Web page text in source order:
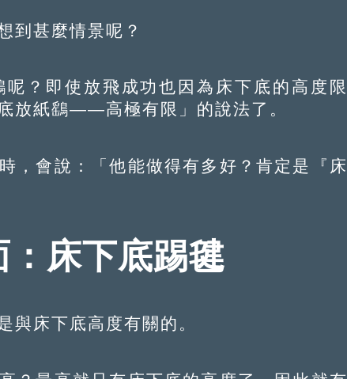
甚麼情景呢？
即使放飛成功也因為床下底的高度限
放紙鷂——高極有限」的說法了。
會說：「他能做得有多好？肯定是『床
：床下底踢毽
床下底高度有關的。